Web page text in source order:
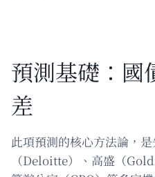
預測基礎：國
差
此項預測的核心方法論，
（Deloitte）、高盛（